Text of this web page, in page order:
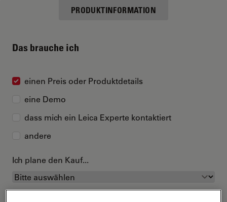
PRODUKTINFORMATION
Das brauche ich
einen Preis oder Produktdetails
eine Demo
dass mich ein Leica Experte kontaktiert
andere
Ich plane den Kauf...